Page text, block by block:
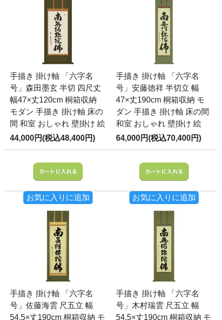
手描き 掛け軸 「六字名
号」森田墨玄 半切 四尺丈
幅47×丈120cm 桐箱収納
モダン 手描き 掛け軸 床の
間 和室 おしゃれ 壁掛け 絵
44,000円(税込48,400円)
お気に入りに追加
手描き 掛け軸 「六字名
号」安藤徳祥 半切立 幅
47×丈190cm 桐箱収納 モ
ダン 手描き 掛け軸 床の間
和室 おしゃれ 壁掛け 絵
64,000円(税込70,400円)
お気に入りに追加
手描き 掛け軸 「六字名
号」佐藤海雲 尺五立 幅
54.5×丈190cm 桐箱収納 モ
手描き 掛け軸 「六字名
号」木村瑞雲 尺五立 幅
54.5×丈190cm 桐箱収納 モ